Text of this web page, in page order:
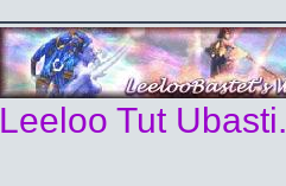
Leeloo Tut Ubasti.